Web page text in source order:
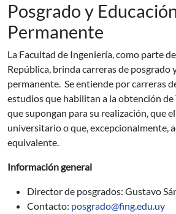
Posgrado y
Permanente
La Facultad de Ingeniería, como parte
República, brinda carreras de posgrado
permanente. Se entiende por carreras
estudios que habilitan a la obtención
que supongan para su realización, que
universitario o que, excepcionalmente,
equivalente.
Información general
Director de posgrados: Gustavo
Contacto: posgrado@fing.edu.uy